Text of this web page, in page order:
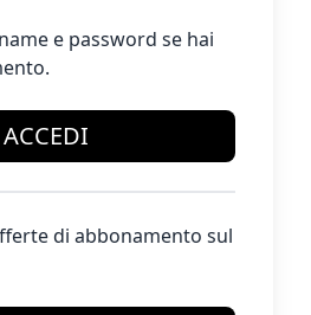
e password se hai
ACCEDI
di abbonamento sul